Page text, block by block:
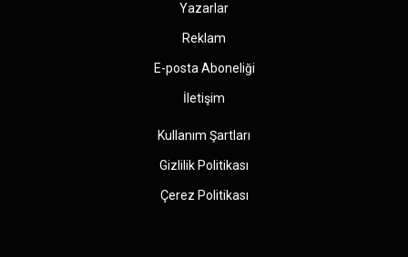
Yazarlar
Reklam
E-posta Aboneliği
İletişim
Kullanım Şartları
Gizlilik Politikası
Çerez Politikası